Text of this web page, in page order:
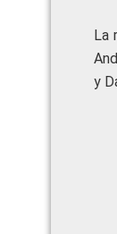
La
y